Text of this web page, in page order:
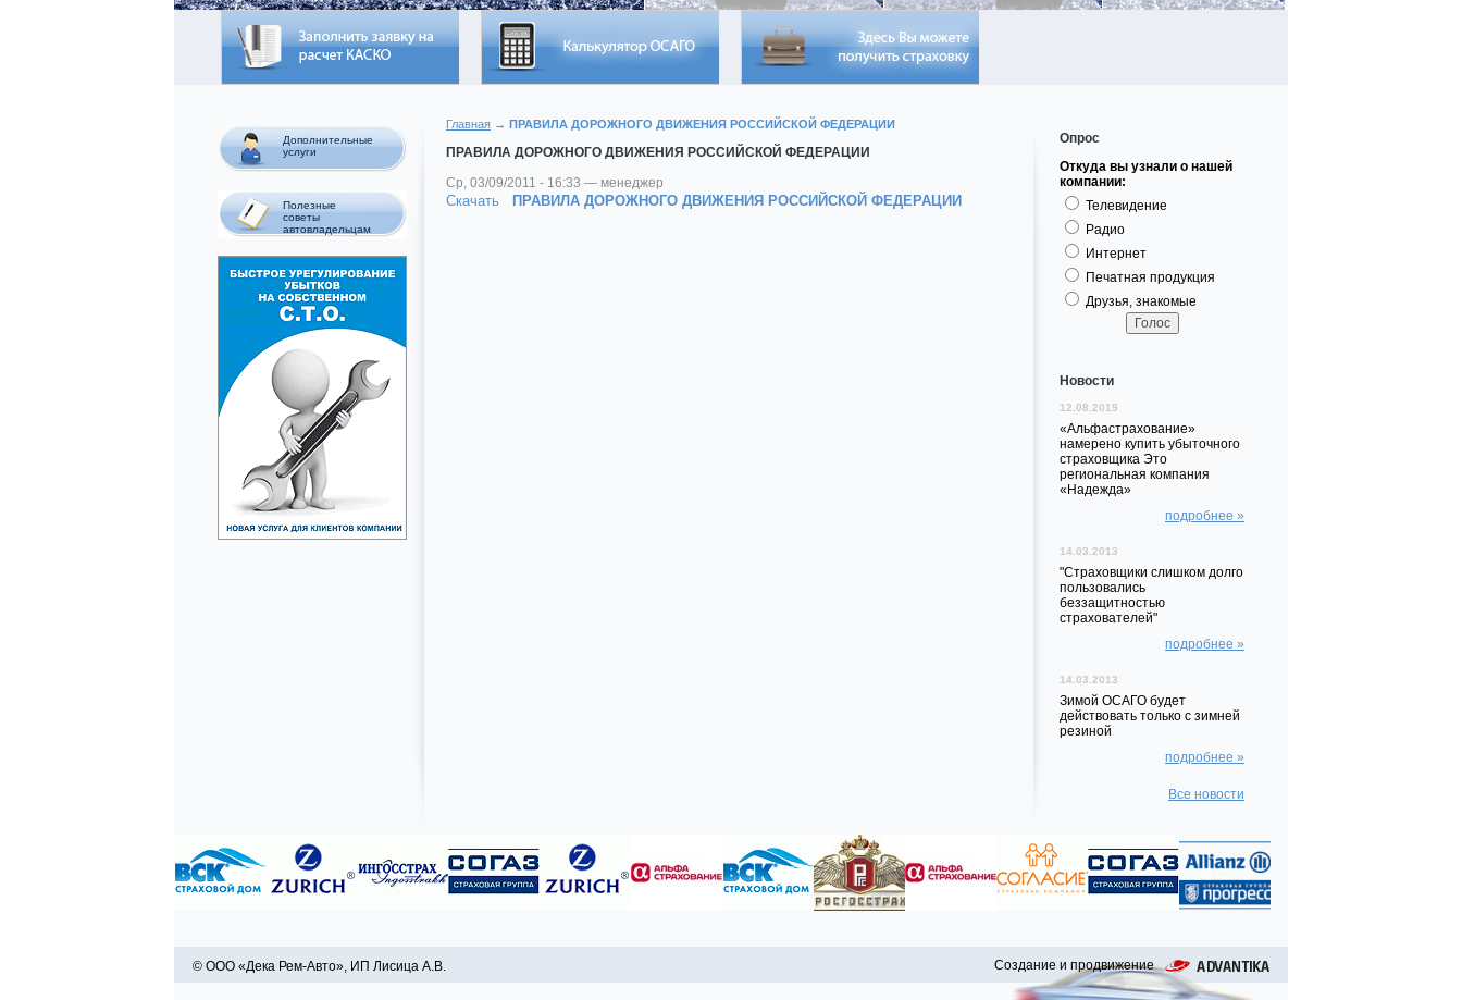
Дополнительные
услуги
Полезные
советы
автовладельцам
Опрос
Откуда вы узнали о нашей
компании:
Телевидение
Радио
Интернет
Печатная продукция
Друзья, знакомые
Новости
12.08.2019
«Альфастрахование»
намерено купить убыточного
страховщика Это
региональная компания
«Надежда»
подробнее »
14.03.2013
"Страховщики слишком долго
пользовались
беззащитностью
страхователей"
подробнее »
14.03.2013
Зимой ОСАГО будет
действовать только с зимней
резиной
подробнее »
Все новости
Главная → ПРАВИЛА ДОРОЖНОГО ДВИЖЕНИЯ РОССИЙСКОЙ ФЕДЕРАЦИИ
ПРАВИЛА ДОРОЖНОГО ДВИЖЕНИЯ РОССИЙСКОЙ ФЕДЕРАЦИИ
Ср, 03/09/2011 - 16:33 — менеджер
Скачать ПРАВИЛА ДОРОЖНОГО ДВИЖЕНИЯ РОССИЙСКОЙ ФЕДЕРАЦИИ
© ООО «Дека Рем-Авто», ИП Лисица А.В. Создание и продвижение